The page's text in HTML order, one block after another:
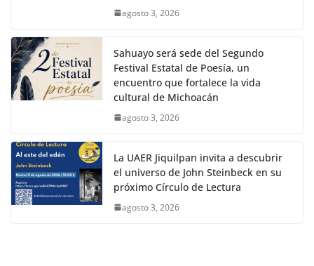
agosto 3, 2026
Sahuayo será sede del Segundo
Festival Estatal de Poesía, un
encuentro que fortalece la vida
cultural de Michoacán
agosto 3, 2026
La UAER Jiquilpan invita a descubrir
el universo de John Steinbeck en su
próximo Círculo de Lectura
agosto 3, 2026